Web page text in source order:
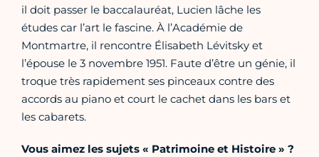
il doit passer le baccalauréat, Lucien lâche les
études car l’art le fascine. À l’Académie de
Montmartre, il rencontre Élisabeth Lévitsky et
l’épouse le 3 novembre 1951. Faute d’être un génie, il
troque très rapidement ses pinceaux contre des
accords au piano et court le cachet dans les bars et
les cabarets.
Vous aimez les sujets « Patrimoine et Histoire » ?